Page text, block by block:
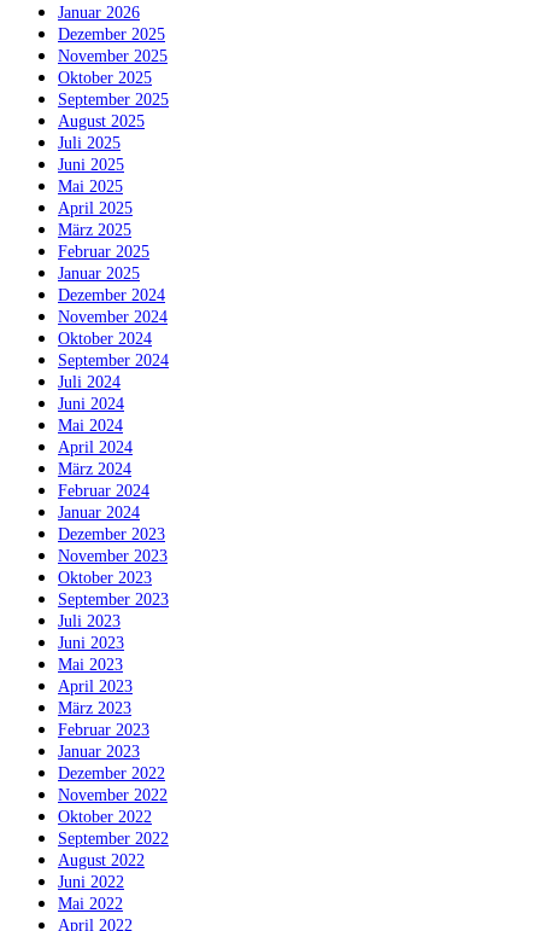
Januar 2026
Dezember 2025
November 2025
Oktober 2025
September 2025
August 2025
Juli 2025
Juni 2025
Mai 2025
April 2025
März 2025
Februar 2025
Januar 2025
Dezember 2024
November 2024
Oktober 2024
September 2024
Juli 2024
Juni 2024
Mai 2024
April 2024
März 2024
Februar 2024
Januar 2024
Dezember 2023
November 2023
Oktober 2023
September 2023
Juli 2023
Juni 2023
Mai 2023
April 2023
März 2023
Februar 2023
Januar 2023
Dezember 2022
November 2022
Oktober 2022
September 2022
August 2022
Juni 2022
Mai 2022
April 2022